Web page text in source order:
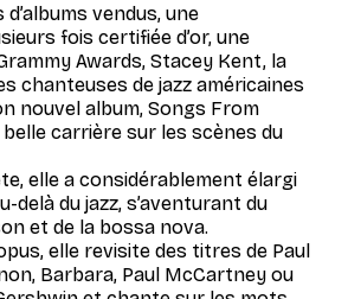
NEWSLETTER
d’albums vendus, une
fois certifiée d’or, une
Awards, Stacey Kent, la
chanteuses de jazz américaines
nouvel album, Songs From
belle carrière sur les scènes du
elle a considérablement élargi
delà du jazz, s’aventurant du
et de la bossa nova.
elle revisite des titres de Paul
Barbara, Paul McCartney ou